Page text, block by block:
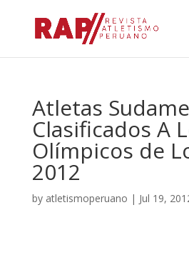
Atletas
Clasificados A
Olímpicos de
2012
by atletismoperuano | Jul 19,